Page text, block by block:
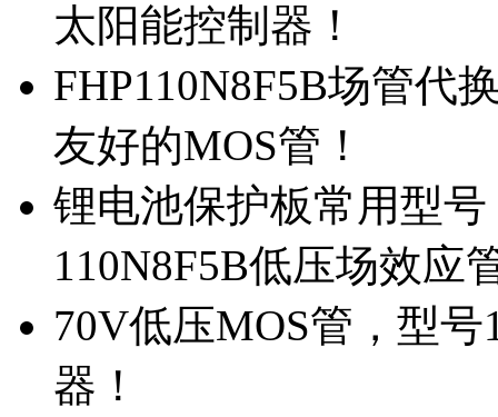
太阳能控制器！
FHP110N8F5B场管代
友好的MOS管！
锂电池保护板常用型
110N8F5B低压场效应
70V低压MOS管，型
器！